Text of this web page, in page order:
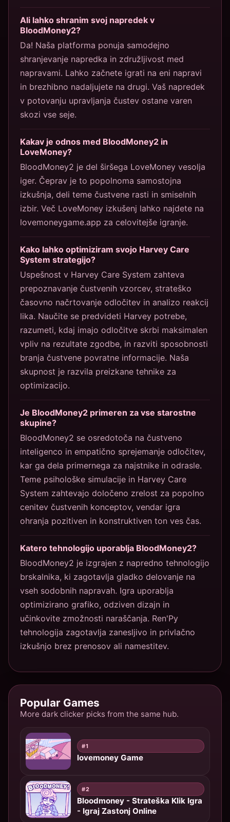
Ali lahko shranim svoj napredek v
BloodMoney2?
Da! Naša platforma ponuja samodejno
shranjevanje napredka in združljivost med
napravami. Lahko začnete igrati na eni napravi
in brezhibno nadaljujete na drugi. Vaš napredek
v potovanju upravljanja čustev ostane varen
skozi vse seje.
Kakav je odnos med BloodMoney2 in
LoveMoney?
BloodMoney2 je del širšega LoveMoney vesolja
iger. Čeprav je to popolnoma samostojna
izkušnja, deli teme čustvene rasti in smiselnih
izbir. Več LoveMoney izkušenj lahko najdete na
lovemoneygame.app za celovitejše igranje.
Kako lahko optimiziram svojo Harvey Care
System strategijo?
Uspešnost v Harvey Care System zahteva
prepoznavanje čustvenih vzorcev, strateško
časovno načrtovanje odločitev in analizo reakcij
lika. Naučite se predvideti Harvey potrebe,
razumeti, kdaj imajo odločitve skrbi maksimalen
vpliv na rezultate zgodbe, in razviti sposobnosti
branja čustvene povratne informacije. Naša
skupnost je razvila preizkane tehnike za
optimizacijo.
Je BloodMoney2 primeren za vse starostne
skupine?
BloodMoney2 se osredotoča na čustveno
inteligenco in empatično sprejemanje odločitev,
kar ga dela primernega za najstnike in odrasle.
Teme psihološke simulacije in Harvey Care
System zahtevajo določeno zrelost za popolno
cenitev čustvenih konceptov, vendar igra
ohranja pozitiven in konstruktiven ton ves čas.
Katero tehnologijo uporablja BloodMoney2?
BloodMoney2 je izgrajen z napredno tehnologijo
brskalnika, ki zagotavlja gladko delovanje na
vseh sodobnih napravah. Igra uporablja
optimizirano grafiko, odziven dizajn in
učinkovite zmožnosti naraščanja. Ren'Py
tehnologija zagotavlja zanesljivo in privlačno
izkušnjo brez prenosov ali namestitev.
Popular Games
More dark clicker picks from the same hub.
#1
lovemoney Game
#2
Bloodmoney - Strateška Klik Igra
- Igraj Zastonj Online